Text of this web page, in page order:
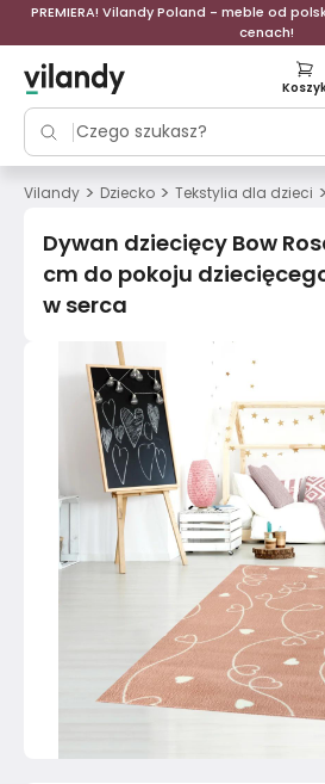
PREMIERA! Vilandy Poland - meble od
cenach!
Vilandy > Dziecko > Tekstylia dla dzieci >
Dywan dziecięcy Bow
cm do pokoju
w serca